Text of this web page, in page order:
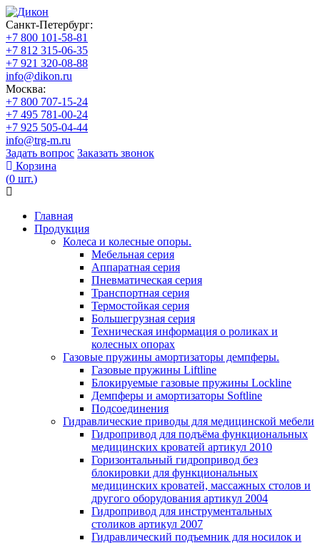
Санкт-Петербург:
+7 800 101-58-81
+7 812 315-06-35
+7 921 320-08-88
info@dikon.ru
Москва:
+7 800 707-15-24
+7 495 781-00-24
+7 925 505-04-44
info@trg-m.ru
Задать вопрос Заказать звонок
Корзина
(0 шт.)
Главная
Продукция
Колеса и колесные опоры.
Мебельная серия
Аппаратная серия
Пневматическая серия
Транспортная серия
Термостойкая серия
Большегрузная серия
Техническая информация о роликах и
колесных опорах
Газовые пружины амортизаторы демпферы.
Газовые пружины Liftline
Блокируемые газовые пружины Lockline
Демпферы и амортизаторы Softline
Подсоединения
Гидравлические приводы для медицинской мебели
Гидропривод для подъёма функциональных
медицинских кроватей артикул 2010
Горизонтальный гидропривод без
блокировки для функциональных
медицинских кроватей, массажных столов и
другого оборудования артикул 2004
Гидропривод для инструментальных
столиков артикул 2007
Гидравлический подъемник для носилок и